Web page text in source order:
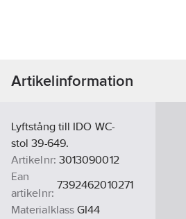
Artikelinformation
Lyftstång till IDO WC-
stol 39-649.
Artikelnr: 3013090012
Ean
artikelnr:
7392462010271
Materialklass GI44